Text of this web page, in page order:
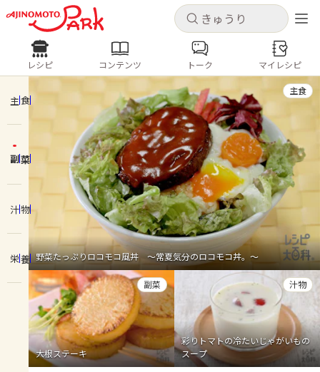
キャンセル
ログインするとレシピを保存できます
ログイン 新規登録
ホーム
コンテンツ
レシピ
トーク
よくあるお問い合わせ
お買い物
キャンセル
レシピ コンテンツ
人気の食材・レシピ
きゅうり なす トマト
とうもろこし
ピーマン
みょうが ゴーヤ
レシピ コンテンツ トーク マイレシピ
主食
副菜
汁物
栄養 野菜たっぷりロコモコ風丼 ～常夏気分のロコモコ丼。～
主食
大根ステーキ
副菜
彩りトマトの冷たいじゃがいもの
スープ
汁物